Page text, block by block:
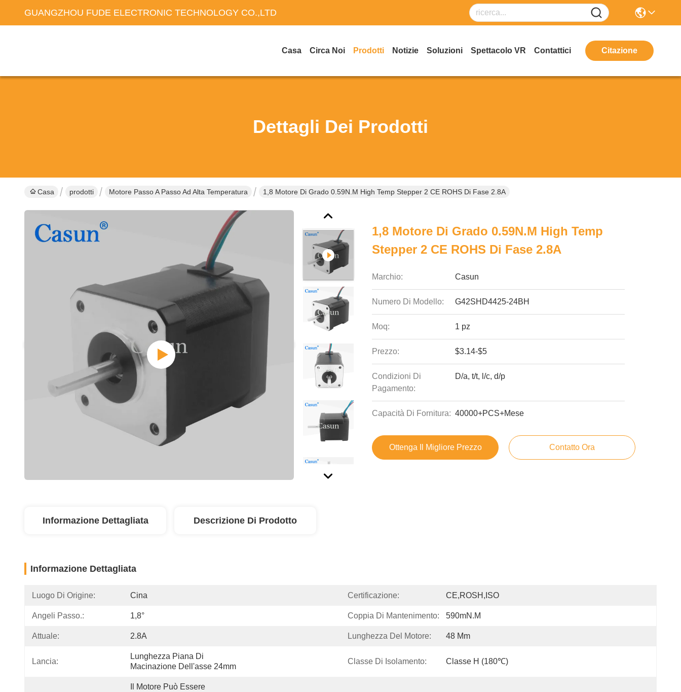
GUANGZHOU FUDE ELECTRONIC TECHNOLOGY CO.,LTD
Casa Circa Noi Prodotti Notizie Soluzioni Spettacolo VR Contattici Citazione
Dettagli Dei Prodotti
Casa prodotti Motore Passo A Passo Ad Alta Temperatura 1,8 Motore Di Grado 0.59N.M High Temp Stepper 2 CE ROHS Di Fase 2.8A
1,8 Motore Di Grado 0.59N.M High Temp
Stepper 2 CE ROHS Di Fase 2.8A
Marchio: Casun
Numero Di Modello: G42SHD4425-24BH
Moq: 1 pz
Prezzo: $3.14-$5
Condizioni Di
Pagamento:
D/a, t/t, l/c, d/p
Capacità Di Fornitura: 40000+PCS+Mese
Ottenga Il Migliore Prezzo Contatto Ora
Informazione Dettagliata Descrizione Di Prodotto
Informazione Dettagliata
Luogo Di Origine: Cina Certificazione: CE,ROSH,ISO
Angeli Passo.: 1,8° Coppia Di Mantenimento: 590mN.m
Attuale: 2.8A Lunghezza Del Motore: 48 Mm
Lancia:
Lunghezza Piana Di
Macinazione Dell'asse 24mm
Classe Di Isolamento: Classe H (180℃)
Il Motore Può Essere